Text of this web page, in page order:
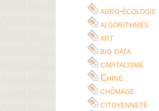
agro-écologie
algorithmes
art
big data
capitalisme
Chine
chômage
citoyenneté